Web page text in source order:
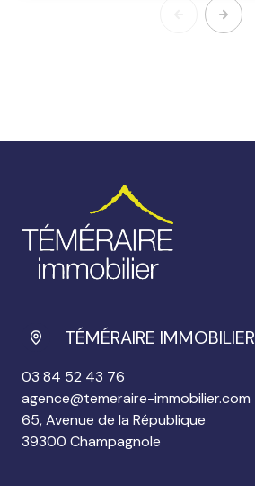
TÉMÉRAIRE IMMOBILIER
03 84 52 43 76
agence@temeraire-immobilier.com
65, Avenue de la République
39300 Champagnole